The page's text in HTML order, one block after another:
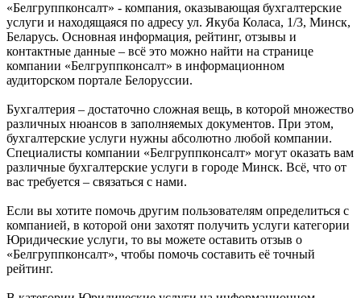
«Белгруппконсалт» - компания, оказывающая бухгалтерские
услуги и находящаяся по адресу ул. Якуба Коласа, 1/3, Минск,
Беларусь. Основная информация, рейтинг, отзывы и
контактные данные – всё это можно найти на странице
компании «Белгруппконсалт» в информационном
аудиторском портале Белоруссии.
Бухгалтерия – достаточно сложная вещь, в которой множество
различных нюансов в заполняемых документов. При этом,
бухгалтерские услуги нужны абсолютно любой компании.
Специалисты компании «Белгруппконсалт» могут оказать вам
различные бухгалтерские услуги в городе Минск. Всё, что от
вас требуется – связаться с нами.
Если вы хотите помочь другим пользователям определиться с
компанией, в которой они захотят получить услуги категории
Юридические услуги, то вы можете оставить отзыв о
«Белгруппконсалт», чтобы помочь составить её точный
рейтинг.